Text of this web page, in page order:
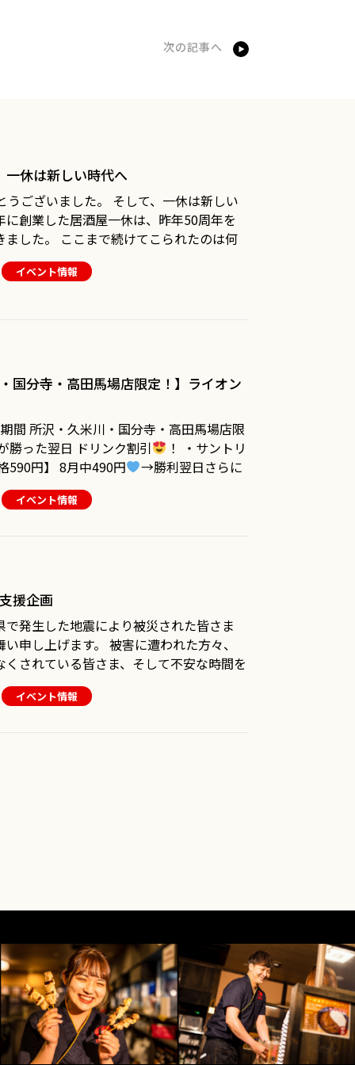
次の記事へ
休は新しい時代へ
た。 そして、一休は新しい
ました。 ここまで続けてこられたのは何
ださったお客様や長い間一休を愛してくだ
です。 本当にありがとうございまし
きな力のひとつです。 しかし50年という
TikTok、Googleなどを通じてお店を知
て、「ここに行ってみたい」と選ばれる
こそ一休も、これまで大切にしてきたも
新しい時代に合ったお店へ進みます。 目
ンプルで、もっと分かりやすく、もっと
も分かりやすく安い。
るのは、ただ「安いだけ」の居酒屋では
な一休をこれからつく
楽しみ方も新
と思っていただけるお店を目指します。
ド会員システムは
休カード(席料無料サービス記載)につい
イベント情報
国分寺・高田馬場店限定！】ライオン
間 所沢・久米川・国分寺・高田馬場店限
勝った翌日 ドリンク割引
！ ・サントリ
円】 8月中490円
→勝利翌日さらに
円
・一休梨ブルースカッシュ 【通
定イベントとなります。 勝利翌日割引
お知らせ予定です。
イベント情報
援企画
で発生した地震により被災された皆さま
申し上げます。 被害に遭われた方々、
くされている皆さま、そして不安な時間を
べての方々の安全と、一日も早い日常の回
ております。 また、熊本を故郷とする
イベント情報